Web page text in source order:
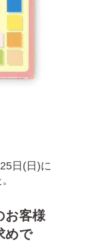
日(日)に
お客様
めで